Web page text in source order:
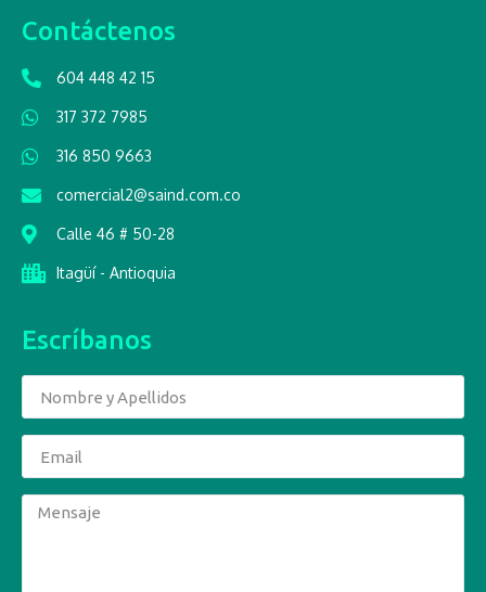
Contáctenos
604 448 42 15
317 372 7985
316 850 9663
comercial2@saind.com.co
Calle 46 # 50-28
Itagüí - Antioquia
Escríbanos